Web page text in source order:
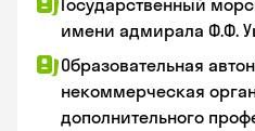
Государственный
имени адмирала Ф.Ф.
Образовательная
некоммерческая
дополнительного